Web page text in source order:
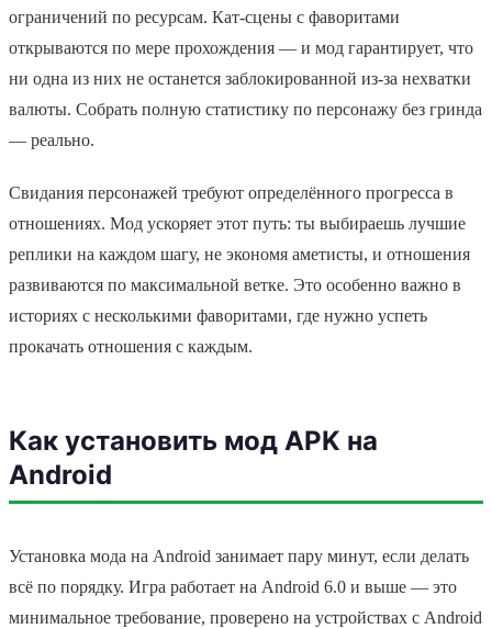
ограничений по ресурсам. Кат-сцены с фаворитами
открываются по мере прохождения — и мод гарантирует, что
ни одна из них не останется заблокированной из-за нехватки
валюты. Собрать полную статистику по персонажу без гринда
— реально.
Свидания персонажей требуют определённого прогресса в
отношениях. Мод ускоряет этот путь: ты выбираешь лучшие
реплики на каждом шагу, не экономя аметисты, и отношения
развиваются по максимальной ветке. Это особенно важно в
историях с несколькими фаворитами, где нужно успеть
прокачать отношения с каждым.
Как установить мод APK на
Android
Установка мода на Android занимает пару минут, если делать
всё по порядку. Игра работает на Android 6.0 и выше — это
минимальное требование, проверено на устройствах с Android